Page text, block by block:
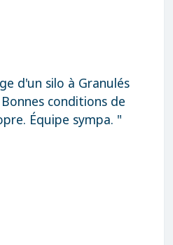
d'un silo à Granulés
conditions de
Équipe sympa. "